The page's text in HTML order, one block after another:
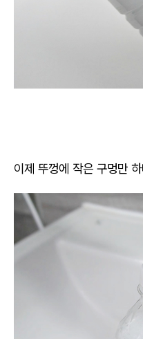
이제 뚜껑에 작은 구멍만